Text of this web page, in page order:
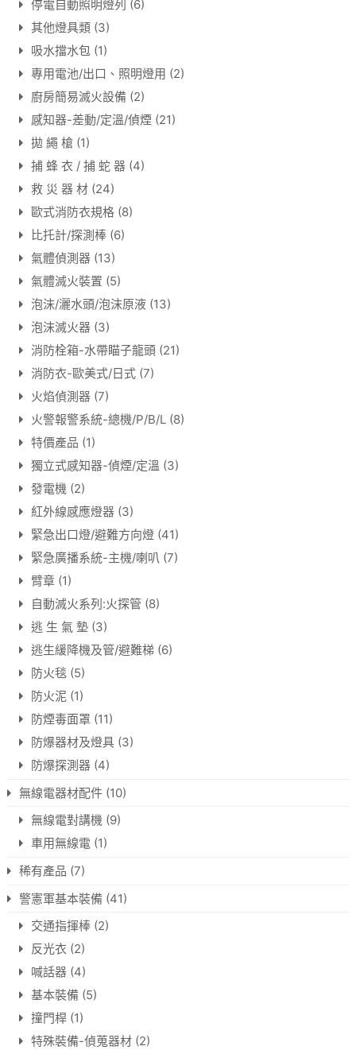
停電自動照明燈列 (6)
其他燈具類 (3)
吸水擋水包 (1)
專用電池/出口、照明燈用 (2)
廚房簡易滅火設備 (2)
感知器-差動/定溫/偵煙 (21)
拋 繩 槍 (1)
捕 蜂 衣 / 捕 蛇 器 (4)
救 災 器 材 (24)
歐式消防衣規格 (8)
比托計/探測棒 (6)
氣體偵測器 (13)
氣體滅火裝置 (5)
泡沫/灑水頭/泡沫原液 (13)
泡沫滅火器 (3)
消防栓箱-水帶瞄子龍頭 (21)
消防衣-歐美式/日式 (7)
火焰偵測器 (7)
火警報警系統-總機/P/B/L (8)
特價產品 (1)
獨立式感知器-偵煙/定溫 (3)
發電機 (2)
紅外線感應燈器 (3)
緊急出口燈/避難方向燈 (41)
緊急廣播系統-主機/喇叭 (7)
臂章 (1)
自動滅火系列:火探管 (8)
逃 生 氣 墊 (3)
逃生緩降機及管/避難梯 (6)
防火毯 (5)
防火泥 (1)
防煙毒面罩 (11)
防爆器材及燈具 (3)
防爆探測器 (4)
無線電器材配件 (10)
無線電對講機 (9)
車用無線電 (1)
稀有產品 (7)
警憲軍基本裝備 (41)
交通指揮棒 (2)
反光衣 (2)
喊話器 (4)
基本裝備 (5)
撞門桿 (1)
特殊裝備-偵蒐器材 (2)